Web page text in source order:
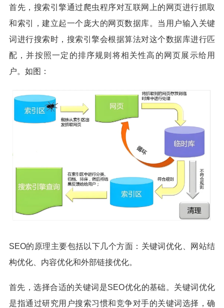
首先，搜索引擎通过爬虫程序对互联网上的网页进行抓取
和索引，建立起一个庞大的网页数据库。当用户输入关键
词进行搜索时，搜索引擎会根据算法对这个数据库进行匹
配，并按照一定的排序规则将相关性高的网页展示给用
户。如图：
SEO的原理主要包括以下几个方面：关键词优化、网站结
构优化、内容优化和外部链接优化。
首先，选择合适的关键词是SEO优化的基础。关键词优化
是指通过研究用户搜索习惯和竞争对手的关键词选择，确